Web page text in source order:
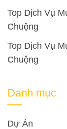
Top Dịch Vụ
Chuộng
Top Dịch Vụ
Chuộng
Danh mục
Dự Án